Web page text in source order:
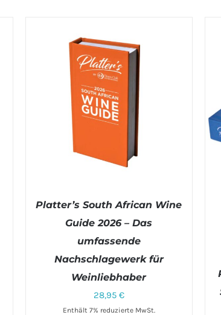
Platter’s South African Wine
Guide 2026 – Das
umfassende
Nachschlagewerk für
Weinliebhaber
28,95 €
Enthält 7% reduzierte MwSt.